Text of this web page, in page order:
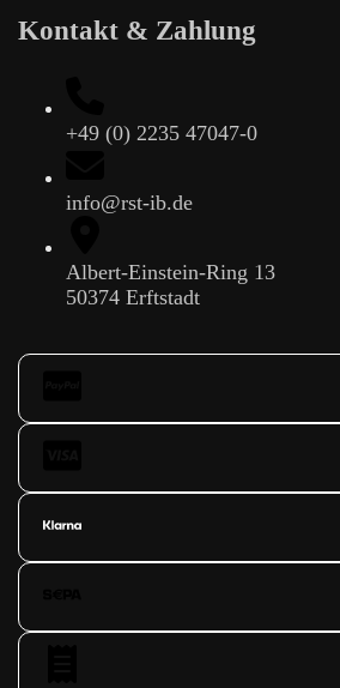
Kontakt & Zahlung
+49 (0) 2235 47047-0
info@rst-ib.de
Albert-Einstein-Ring 13
50374 Erftstadt